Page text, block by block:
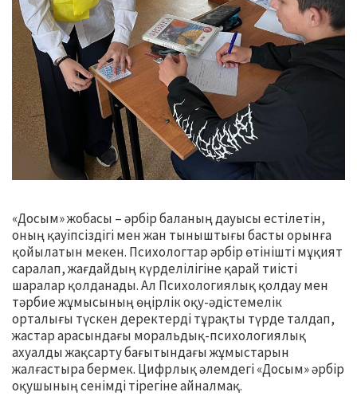
«Досым» жобасы – әрбір баланың дауысы естілетін,
оның қауіпсіздігі мен жан тыныштығы басты орынға
қойылатын мекен. Психологтар әрбір өтінішті мұқият
саралап, жағдайдың күрделілігіне қарай тиісті
шаралар қолданады. Ал Психологиялық қолдау мен
тәрбие жұмысының өңірлік оқу-әдістемелік
орталығы түскен деректерді тұрақты түрде талдап,
жастар арасындағы моральдық-психологиялық
ахуалды жақсарту бағытындағы жұмыстарын
жалғастыра бермек. Цифрлық әлемдегі «Досым» әрбір
оқушының сенімді тірегіне айналмақ.